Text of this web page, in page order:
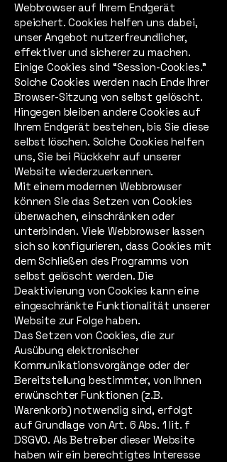
Webbrowser auf Ihrem Endgerät
speichert. Cookies helfen uns dabei,
unser Angebot nutzerfreundlicher,
effektiver und sicherer zu machen.
Einige Cookies sind “Session-Cookies.”
Solche Cookies werden nach Ende Ihrer
Browser-Sitzung von selbst gelöscht.
Hingegen bleiben andere Cookies auf
Ihrem Endgerät bestehen, bis Sie diese
selbst löschen. Solche Cookies helfen
uns, Sie bei Rückkehr auf unserer
Website wiederzuerkennen.
Mit einem modernen Webbrowser
können Sie das Setzen von Cookies
überwachen, einschränken oder
unterbinden. Viele Webbrowser lassen
sich so konfigurieren, dass Cookies mit
dem Schließen des Programms von
selbst gelöscht werden. Die
Deaktivierung von Cookies kann eine
eingeschränkte Funktionalität unserer
Website zur Folge haben.
Das Setzen von Cookies, die zur
Ausübung elektronischer
Kommunikationsvorgänge oder der
Bereitstellung bestimmter, von Ihnen
erwünschter Funktionen (z.B.
Warenkorb) notwendig sind, erfolgt
auf Grundlage von Art. 6 Abs. 1 lit. f
DSGVO. Als Betreiber dieser Website
haben wir ein berechtigtes Interesse